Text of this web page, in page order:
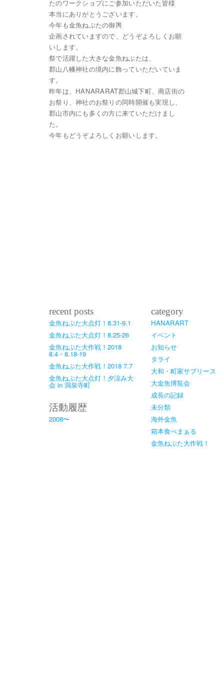
たのワークショプにご参加いただいた皆様
本当にありがとうございます。
今年も金魚ねぶたの御輿
企画されていますので、どうぞよろしくお願
いします。
祭で活躍した大きな金魚ねぶたは、
郡山八幡神社の境内に飾っていただいていま
す。
昨年は、HANARARAT郡山城下町、商店街の
お祭り、神社のお祭りの同時開催も実現し、
郡山市内にも多くの方に来ていただけまし
た。
今年もどうぞよろしくお願いします。
recent posts
金魚ねぶた大点灯！8.31-9.1
金魚ねぶた大点灯！8.25-26
金魚ねぶた大作戦！2018
8.4・8.18-19
金魚ねぶた大作戦！2018 7.7
金魚ねぶた大点灯！夕涼み大
会 in 洞泉寺町
活動履歴
2008〜
category
HANARART
イベント
お知らせ
タライ
大和・町家サブリース
大金魚博覧会
成長の記録
未分類
海外金魚
箱本食べまぁる
金魚ねぶた大作戦！